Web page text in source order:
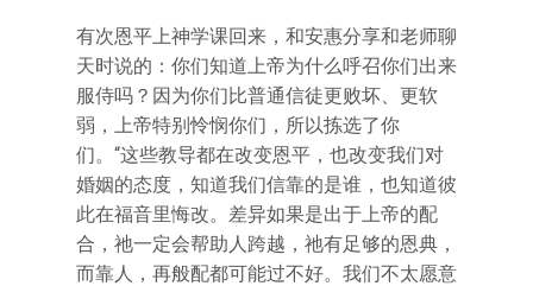
有次恩平上神学课回来，和安惠分享和老师聊
天时说的：你们知道上帝为什么呼召你们出来
服侍吗？因为你们比普通信徒更败坏、更软
弱，上帝特别怜悯你们，所以拣选了你
们。“这些教导都在改变恩平，也改变我们对
婚姻的态度，知道我们信靠的是谁，也知道彼
此在福音里悔改。差异如果是出于上帝的配
合，祂一定会帮助人跨越，祂有足够的恩典，
而靠人，再般配都可能过不好。我们不太愿意